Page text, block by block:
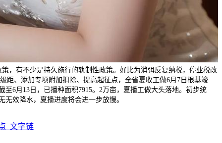
，有不少是持久施行的轨制性政策。好比为消弭反复纳税，停业税改
距、添加专项附加扣除、提高起征点，全省夏收工做6月7日根基竣
6月13日，已播种面积7915。2万亩，夏播工做大头落地。初步统
效降水，夏播进度将会进一步放慢。
_文字链